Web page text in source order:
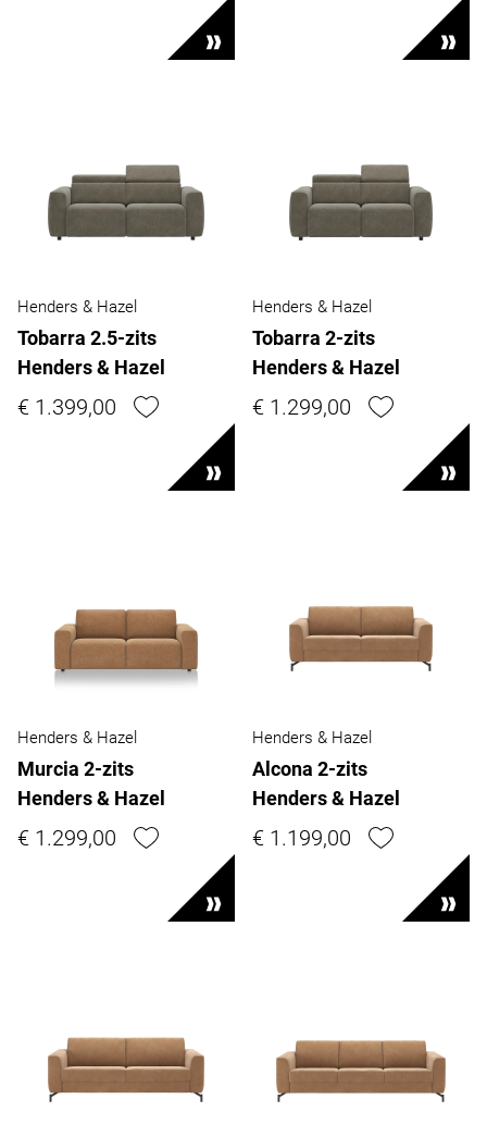
Henders & Hazel
Tobarra 2.5-zits
Henders & Hazel
€ 1.399,00
Henders & Hazel
Tobarra 2-zits
Henders & Hazel
€ 1.299,00
Henders & Hazel
Murcia 2-zits
Henders & Hazel
€ 1.299,00
Henders & Hazel
Alcona 2-zits
Henders & Hazel
€ 1.199,00